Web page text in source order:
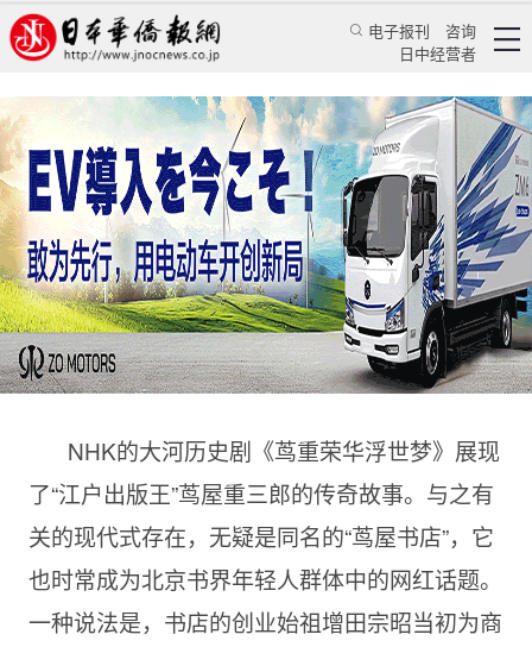
电子报刊
咨询
日中经营者
【日本文史漫笔324】江户时代有“反骨精神”的
文理通才平贺源内
蒋丰 特辑 日本文史漫笔
日本华侨报 2025/2/6 14:10:22
NHK的大河历史剧《茑重荣华浮世梦》展现
了“江户出版王”茑屋重三郎的传奇故事。与之有
关的现代式存在，无疑是同名的“茑屋书店”，它
也时常成为北京书界年轻人群体中的网红话题。
一种说法是，书店的创业始祖增田宗昭当初为商